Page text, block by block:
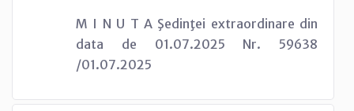
M I N U T A Şedinţei extraordinare din
data de 01.07.2025 Nr. 59638
/01.07.2025